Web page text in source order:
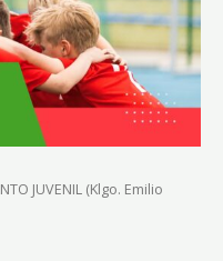
JUVENIL (Klgo. Emilio